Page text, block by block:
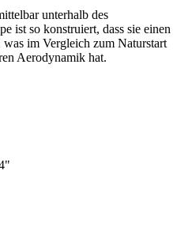
unterhalb des
ist so konstruiert, dass sie einen
im Vergleich zum Naturstart
Aerodynamik hat.